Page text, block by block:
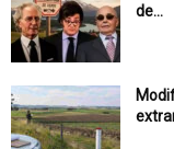
de...